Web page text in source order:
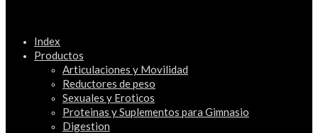
Index
Productos
Articulaciones y Movilidad
Reductores de peso
Sexuales y Eroticos
Proteinas y Suplementos para Gimnasio
Digestion